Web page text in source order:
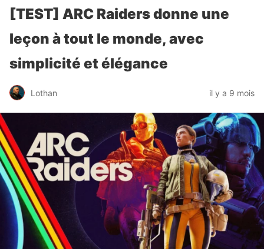
[TEST] ARC Raiders donne une
leçon à tout le monde, avec
simplicité et élégance
Lothan il y a 9 mois